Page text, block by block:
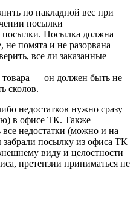
по накладной вес при
посылки
Посылка должна
не помята и не разорвана
все ли заказанные
— он должен быть не
сколов.
недостатков нужно сразу
в офисе ТК. Также
недостатки (можно и на
посылку из офиса ТК
виду и целостности
претензии приниматься не